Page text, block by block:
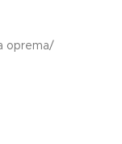
oprema